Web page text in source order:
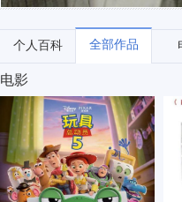
个人百科 全部作品
电影